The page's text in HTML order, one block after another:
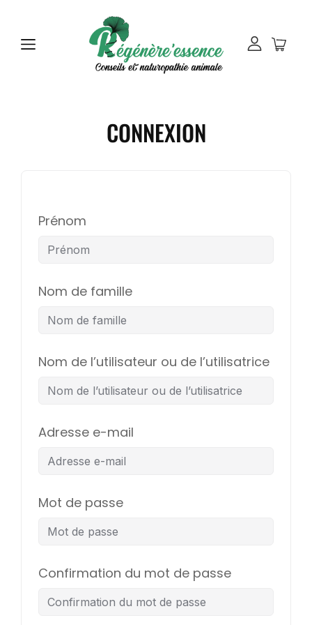
CONNEXION
Prénom
Nom de famille
Nom de l’utilisateur ou de l’utilisatrice
Adresse e-mail
Mot de passe
Confirmation du mot de passe